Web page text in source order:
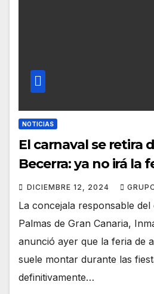
NOTICIAS
El carnaval se retira
Becerra: ya no irá la
DICIEMBRE 12, 2024
La concejala responsable del
Palmas de Gran Canaria,
anunció ayer que la feria de
suele montar durante las
definitivamente…